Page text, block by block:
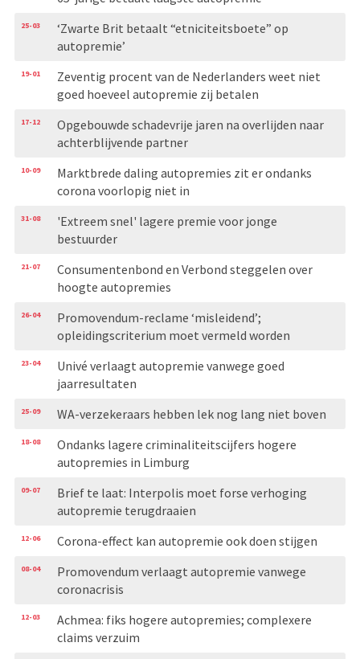
25-03
‘Zwarte Brit betaalt “etniciteitsboete” op
autopremie’
19-01
Zeventig procent van de Nederlanders weet niet
goed hoeveel autopremie zij betalen
17-12
Opgebouwde schadevrije jaren na overlijden naar
achterblijvende partner
10-09
Marktbrede daling autopremies zit er ondanks
corona voorlopig niet in
31-08
'Extreem snel' lagere premie voor jonge
bestuurder
21-07
Consumentenbond en Verbond steggelen over
hoogte autopremies
26-04
Promovendum-reclame ‘misleidend’;
opleidingscriterium moet vermeld worden
23-04
Univé verlaagt autopremie vanwege goed
jaarresultaten
25-09 WA-verzekeraars hebben lek nog lang niet boven
18-08
Ondanks lagere criminaliteitscijfers hogere
autopremies in Limburg
09-07
Brief te laat: Interpolis moet forse verhoging
autopremie terugdraaien
12-06 Corona-effect kan autopremie ook doen stijgen
08-04
Promovendum verlaagt autopremie vanwege
coronacrisis
12-03
Achmea: fiks hogere autopremies; complexere
claims verzuim